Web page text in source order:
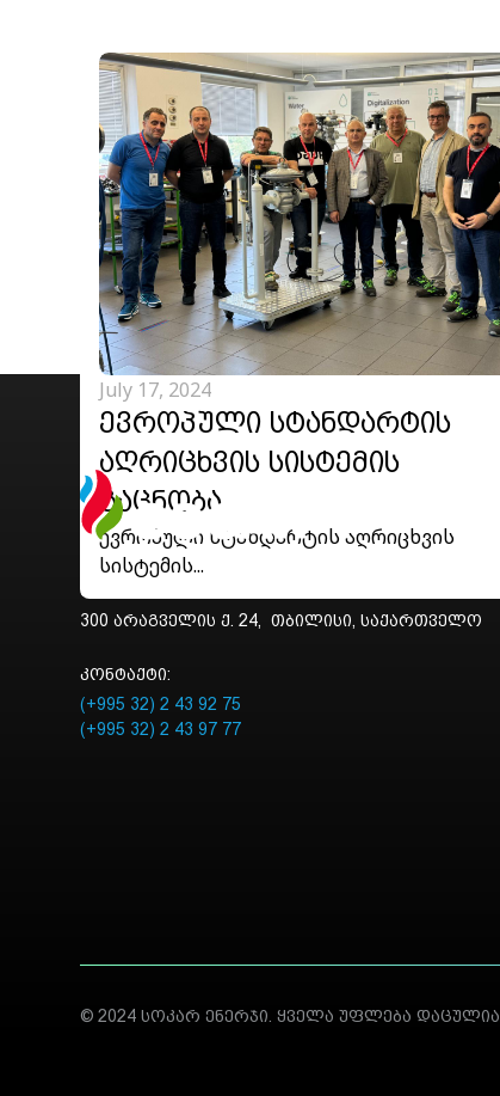
July 17, 2024
ᲔᲕᲠᲝᲞᲣᲚᲘ ᲡᲢᲐᲜᲓᲐᲠᲢᲘᲡ
ᲐᲦᲠᲘᲪᲮᲕᲘᲡ ᲡᲘᲡᲢᲔᲛᲘᲡ
ᲒᲐᲪᲜᲝᲑᲐ
ევროპული სტანდარტის აღრიცხვის
სისტემის...
მისამართი:
300 არაგველის ქ. 24, თბილისი, საქართველო
კონტაქტი:
(+995 32) 2 43 92 75
(+995 32) 2 43 97 77
© 2024 სოკარ ენერჯი. ყველა უფლება დაცულია.